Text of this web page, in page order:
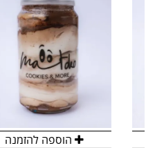
הוספה להזמנה